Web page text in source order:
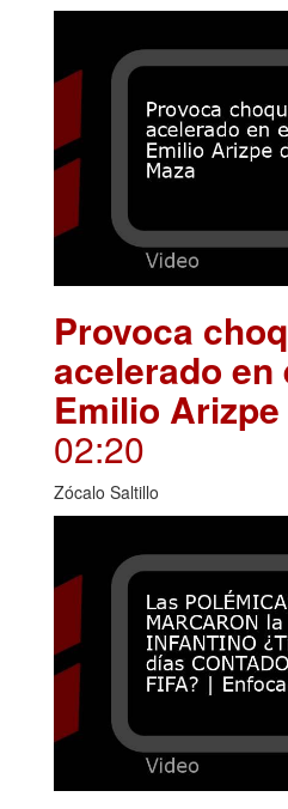
Provoca
acelerado en
Emilio
02:20
Zócalo Saltillo